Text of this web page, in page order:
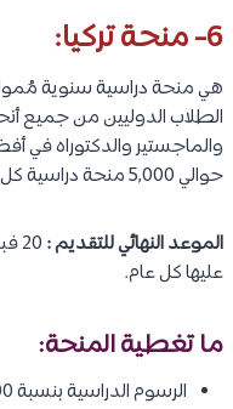
6- منحة تركيا:
هي منحة دراسية سنوية
الطلاب الدوليين من جميع
والماجستير والدكتوراه في
حوالي 5,000 منحة دراسية كل عام.
الموعد النهائي للتقديم :
عليها كل عام.
ما تغطية المنحة:
الرسوم الدراسية بنسبة 100%.